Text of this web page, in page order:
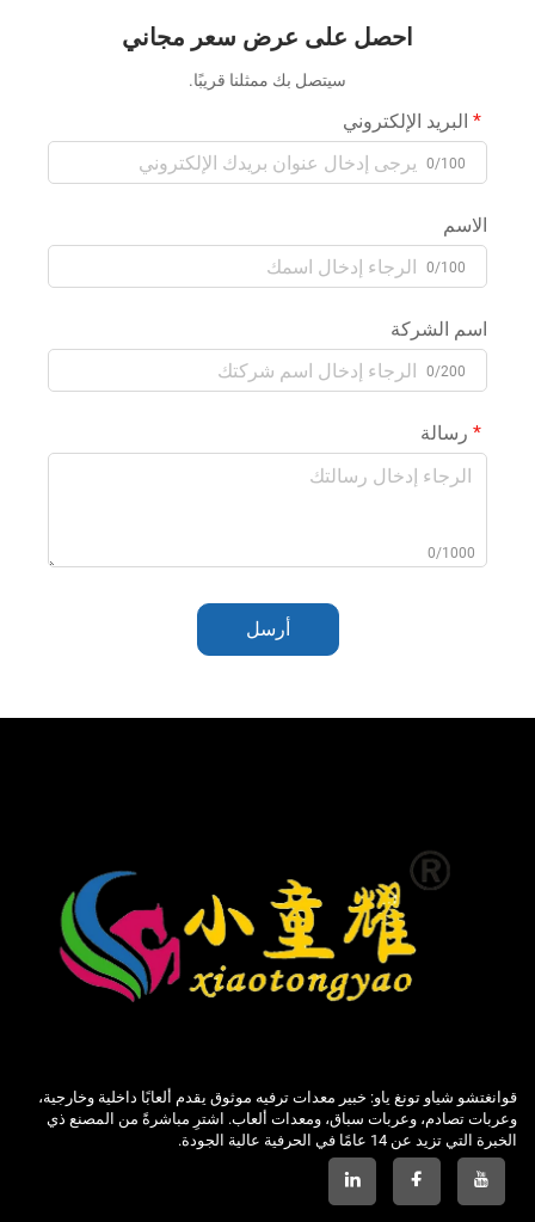
احصل على عرض سعر مجاني
سيتصل بك ممثلنا قريبًا.
البريد الإلكتروني
0/100
الاسم
0/100
اسم الشركة
0/200
رسالة
0/1000
أرسل
قوانغتشو شياو تونغ ياو: خبير معدات ترفيه موثوق يقدم ألعابًا داخلية وخارجية،
وعربات تصادم، وعربات سباق، ومعدات ألعاب. اشترِ مباشرةً من المصنع ذي
الخبرة التي تزيد عن 14 عامًا في الحرفية عالية الجودة.